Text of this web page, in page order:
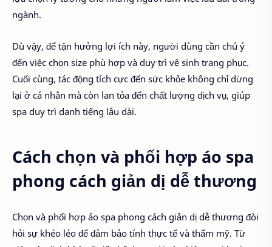
ngành.
Dù vậy, để tận hưởng lợi ích này, người dùng cần chú ý
đến việc chọn size phù hợp và duy trì vệ sinh trang phục.
Cuối cùng, tác động tích cực đến sức khỏe không chỉ dừng
lại ở cá nhân mà còn lan tỏa đến chất lượng dịch vụ, giúp
spa duy trì danh tiếng lâu dài.
Cách chọn và phối hợp áo spa
phong cách giản dị dễ thương
Chọn và phối hợp áo spa phong cách giản dị dễ thương đòi
hỏi sự khéo léo để đảm bảo tính thực tế và thẩm mỹ. Từ